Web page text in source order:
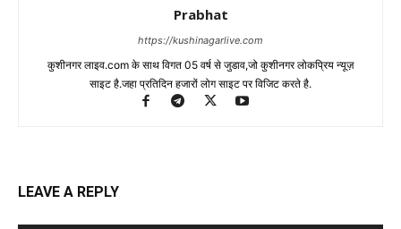
Prabhat
https://kushinagarlive.com
कुशीनगर लाइव.com के साथ विगत 05 वर्ष से जुडाव,जो कुशीनगर लोकप्रिय न्यूज़
साइट है.जहा प्रतिदिन हजारों लोग साइट पर विजिट करते है.
LEAVE A REPLY